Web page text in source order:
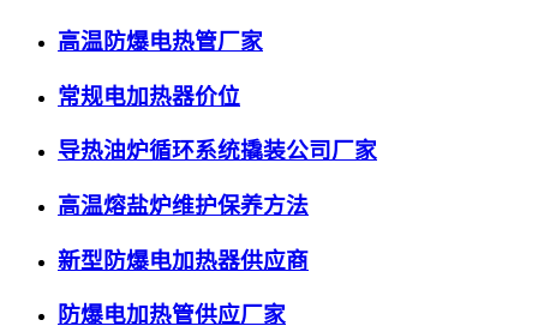
高温防爆电热管厂家
常规电加热器价位
导热油炉循环系统撬装公司厂家
高温熔盐炉维护保养方法
新型防爆电加热器供应商
防爆电加热管供应厂家